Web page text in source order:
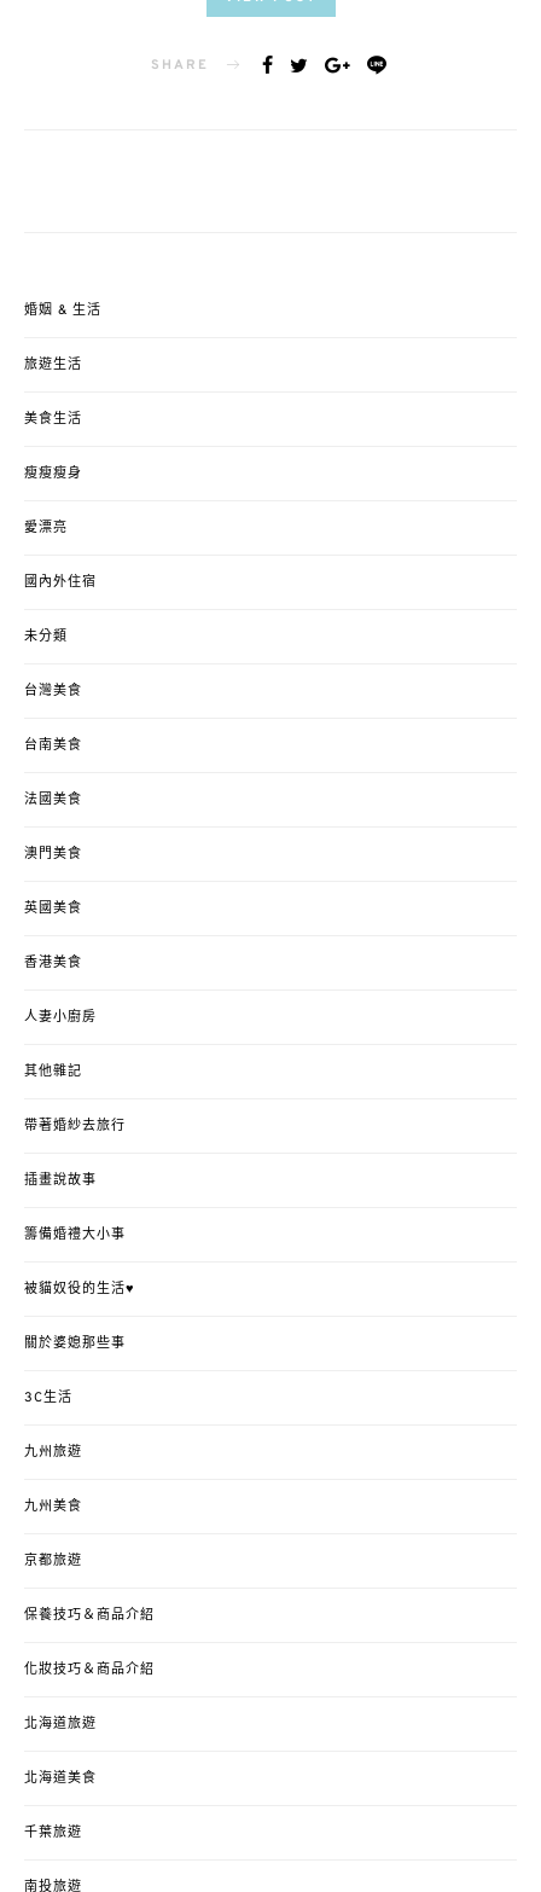
SHARE
婚姻 & 生活
旅遊生活
美食生活
瘦瘦瘦身
愛漂亮
國內外住宿
未分類
台灣美食
台南美食
法國美食
澳門美食
英國美食
香港美食
人妻小廚房
其他雜記
帶著婚紗去旅行
插畫說故事
籌備婚禮大小事
被貓奴役的生活♥
關於婆媳那些事
3C生活
九州旅遊
九州美食
京都旅遊
保養技巧＆商品介紹
化妝技巧＆商品介紹
北海道旅遊
北海道美食
千葉旅遊
南投旅遊